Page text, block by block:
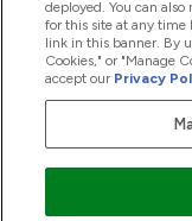
agent of Transact
and regulated by the
as an electronic
affect your credit
deployed. You can
for this site at any time
link in this banner. By
Cookies," or "Manage
accept our Privacy